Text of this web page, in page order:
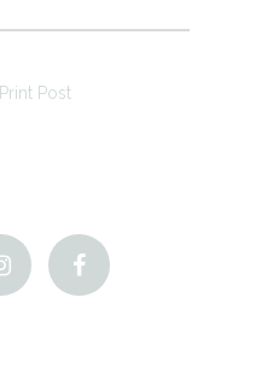
Print Post